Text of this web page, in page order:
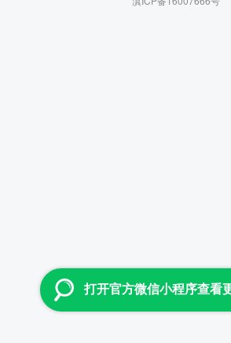
打开官方微信小程序查看